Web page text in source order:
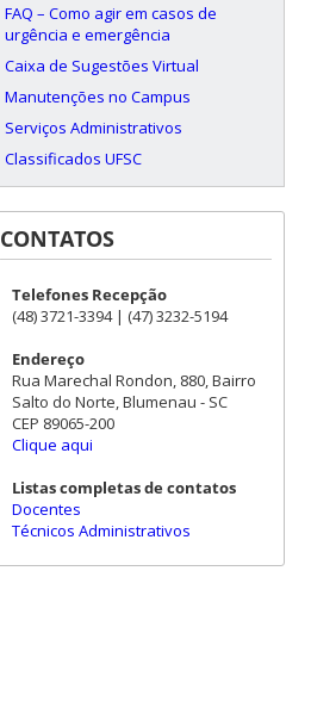
FAQ – Como agir em casos de
urgência e emergência
Caixa de Sugestões Virtual
Manutenções no Campus
Serviços Administrativos
Classificados UFSC
CONTATOS
Telefones Recepção
(48) 3721-3394 | (47) 3232-5194
Endereço
Rua Marechal Rondon, 880, Bairro
Salto do Norte, Blumenau - SC
CEP 89065-200
Clique aqui
Listas completas de contatos
Docentes
Técnicos Administrativos